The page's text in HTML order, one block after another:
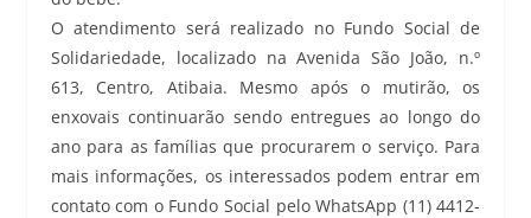
O atendimento será realizado no Fundo Social de
Solidariedade, localizado na Avenida São João, n.º
613, Centro, Atibaia. Mesmo após o mutirão, os
enxovais continuarão sendo entregues ao longo do
ano para as famílias que procurarem o serviço. Para
mais informações, os interessados podem entrar em
contato com o Fundo Social pelo WhatsApp (11) 4412-